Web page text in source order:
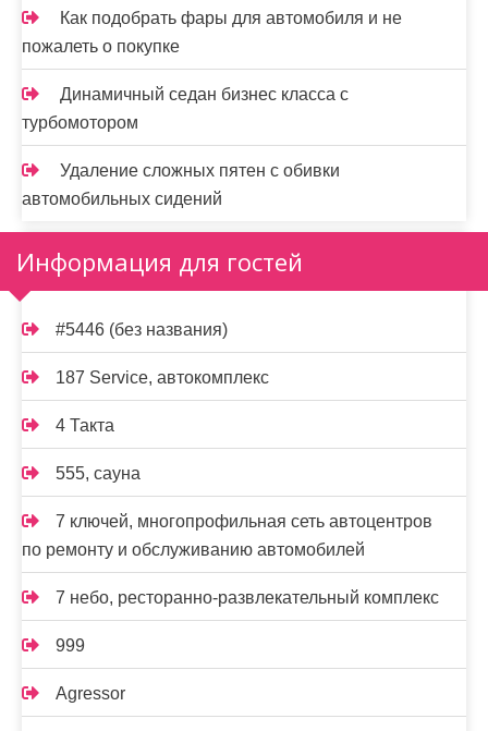
Как подобрать фары для автомобиля и не
пожалеть о покупке
Динамичный седан бизнес класса с
турбомотором
Удаление сложных пятен с обивки
автомобильных сидений
Информация для гостей
#5446 (без названия)
187 Service, автокомплекс
4 Такта
555, сауна
7 ключей, многопрофильная сеть автоцентров
по ремонту и обслуживанию автомобилей
7 небо, ресторанно-развлекательный комплекс
999
Agressor